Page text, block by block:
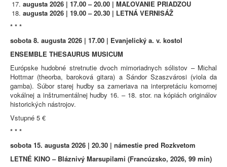
augusta 2026 | 17.00 – 20.00 | MAĽOVANIE PRIADZOU
augusta 2026 | 19.00 – 20.30 | LETNÁ VERNISÁŽ
* * *
sobota 8. augusta 2026 | 17.00 | Evanjelický a. v. kostol
ENSEMBLE THESAURUS MUSICUM
Európske hudobné stretnutie dvoch mimoriadnych sólistov – Michal
Hottmar (theorba, baroková gitara) a Sándor Szaszvárosi (viola da
gamba). Súbor starej hudby sa zameriava na interpretáciu komornej
vokálnej a inštrumentálnej hudby 16. – 18. stor. na kópiách originálov
historických nástrojov.
Vstupné 5 €
* * *
sobota 15. augusta 2026 | 20.30 | námestie pred Rozkvetom
LETNÉ KINO – Bláznivý Marsupilami (Francúzsko, 2026, 99 min)